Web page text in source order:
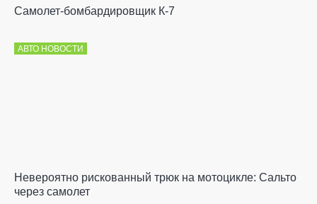
Самолет-бомбардировщик К-7
АВТО НОВОСТИ
Невероятно рискованный трюк на мотоцикле: Сальто
через самолет